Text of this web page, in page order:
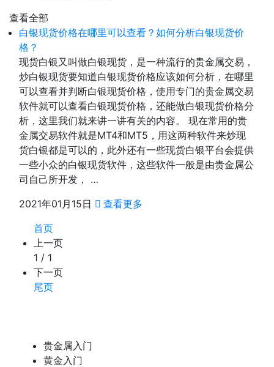
查看全部
白银现货价格在哪里可以查看？如何分析白银现货价
格？
现货白银又叫做白银现货，是一种流行的贵金属交易，
炒白银现货要知道白银现货价格应该如何分析，在哪里
可以查看并判断白银现货价格，使用专门的贵金属交易
软件就可以查看白银现货价格，还能做白银现货价格分
析，这里我们就来讲一讲有关的内容。 现在常用的贵
金属交易软件就是MT4和MT5，用这两种软件来炒现
货白银都是可以的，此外还有一些现货白银平台会提供
一些小众的白银现货软件，这些软件一般是由贵金属公
司自己所开发， …
2021年01月15日
查看更多
首页
上一页
1 / 1
下一页
尾页
贵金属入门
黄金入门